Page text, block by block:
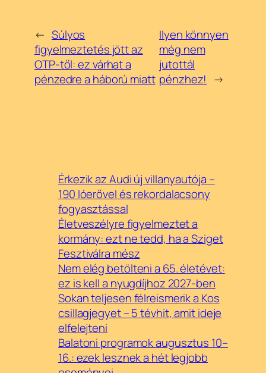
← Súlyos
figyelmeztetés jött az
OTP-től: ez várhat a
pénzedre a háború miatt
Ilyen könnyen
még nem
jutottál
pénzhez! →
Érkezik az Audi új villanyautója –
190 lóerővel és rekordalacsony
fogyasztással
Életveszélyre figyelmeztet a
kormány: ezt ne tedd, ha a Sziget
Fesztiválra mész
Nem elég betölteni a 65. életévet:
ez is kell a nyugdíjhoz 2027-ben
Sokan teljesen félreismerik a Kos
csillagjegyet – 5 tévhit, amit ideje
elfelejteni
Balatoni programok augusztus 10–
16.: ezek lesznek a hét legjobb